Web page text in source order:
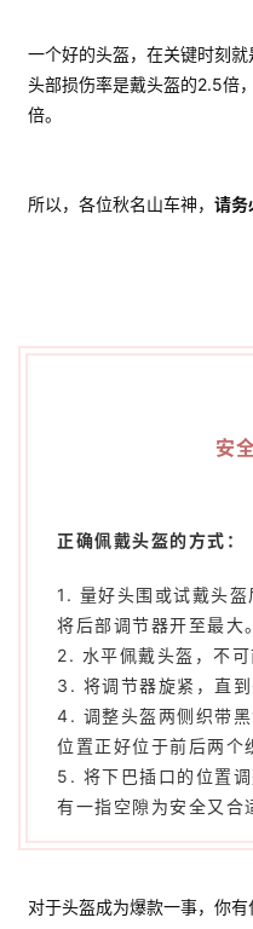
一个好的头盔，在关键时刻
头部损伤率是戴头盔的2.5倍
倍。
所以，各位秋名山车神， 请务
安
正确佩戴头盔的方式：
1. 量好头围或试戴头
将后部调节器开至最大。
2. 水平佩戴头盔，不可
3. 将调节器旋紧，直到
4. 调整头盔两侧织带
位置正好位于前后两个
5. 将下巴插口的位置
有一指空隙为安全又合
对于头盔成为爆款一事，你